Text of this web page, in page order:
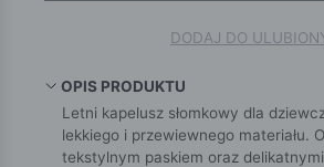
DODAJ DO
OPIS PRODUKTU
Letni kapelusz słomkowy dla
lekkiego i przewiewnego materiału.
tekstylnym paskiem oraz